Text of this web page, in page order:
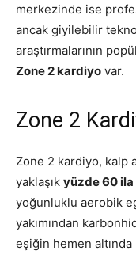
merkezinde ise
ancak giyilebilir
araştırmalarının
Zone 2 kardiyo var.
Zone 2
Zone 2 kardiyo, kalp
yaklaşık yüzde 60 ila
yoğunluklu aerobik
yakımından
eşiğin hemen altında